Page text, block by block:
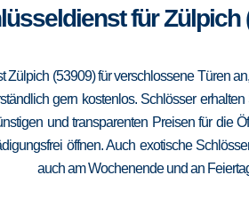
für Zülpich
(53909) für verschlossene Türen
gern kostenlos. Schlösser
und transparenten Preisen für die
öffnen. Auch exotische
auch am Wochenende und an